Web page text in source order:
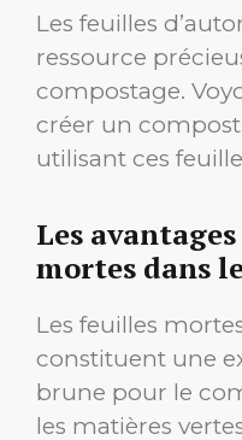
Les feuilles
ressource
compostage.
créer un
utilisant ces
Les
mortes dans
Les feuilles
constituent une
brune pour le
les matières